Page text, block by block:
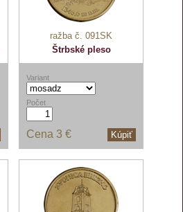
ražba č. 091SK
Štrbské pleso
Variant
Počet
Kúpiť
Cena 3 €